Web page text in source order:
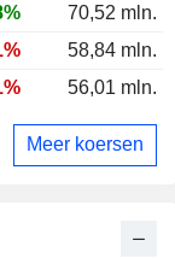
70,52 mln.
58,84 mln.
56,01 mln.
Meer koersen